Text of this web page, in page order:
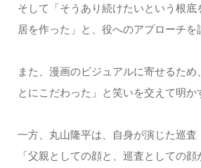
そして「そうあり続けたいという根
居を作った」と、役へのアプローチを
また、漫画のビジュアルに寄せるため
とにこだわった」と笑いを交えて明か
一方、丸山隆平は、自身が演じた巡査
「父親としての顔と、巡査としての